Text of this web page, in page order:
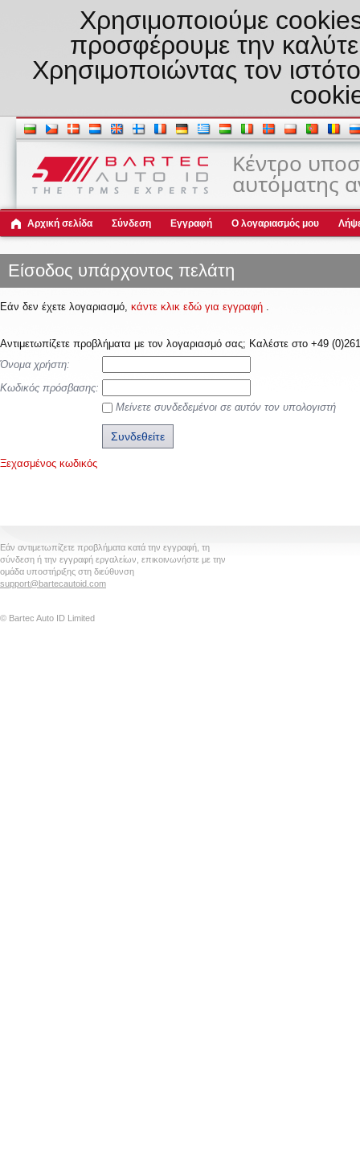
Χρησιμοποιούμε
προσφέρουμε την
Χρησιμοποιώντας τον
Κέντρο
αυτόματης
Αρχική σελίδα Σύνδεση Εγγραφή Ο λογαριασμός μου
Είσοδος υπάρχοντος πελάτη
Εάν δεν έχετε λογαριασμό, κάντε κλικ εδώ για εγγραφή .
Αντιμετωπίζετε προβλήματα με τον λογαριασμό σας; Καλέστε στο +49
Όνομα χρήστη:
Κωδικός πρόσβασης:
Μείνετε συνδεδεμένοι σε αυτόν τον υπολογιστή
Ξεχασμένος κωδικός
Εάν αντιμετωπίζετε προβλήματα κατά την εγγραφή, τη
σύνδεση ή την εγγραφή εργαλείων, επικοινωνήστε με την
ομάδα υποστήριξης στη διεύθυνση
support@bartecautoid.com
© Bartec Auto ID Limited